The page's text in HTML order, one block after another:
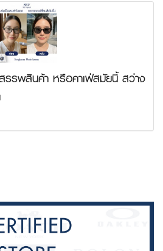
รรพสินค้า หรือคาเฟ่สมัยนี้ สว่าง